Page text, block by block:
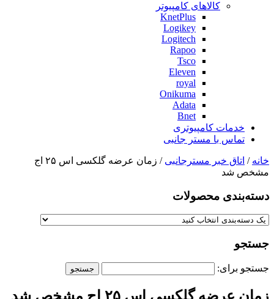
کالاهای کامپیوتر
KnetPlus
Logikey
Logitech
Rapoo
Tsco
Eleven
royal
Onikuma
Adata
Bnet
خدمات کامپیوتری
تماس با مستر جانبی
خانه / اتاق خبر مسترجانبی
/ زمان عرضه گلکسی اس ۲۵ اج
مشخص شد
دسته‌بندی‌ محصولات
جستجو
جستجو برای:
زمان عرضه گلکسی اس ۲۵ اج مشخص شد